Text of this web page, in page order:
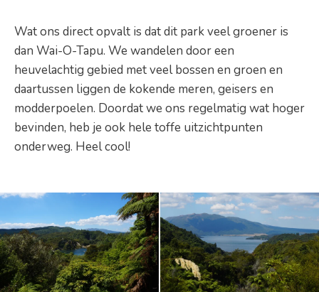
Wat ons direct opvalt is dat dit park veel groener is
dan Wai-O-Tapu. We wandelen door een
heuvelachtig gebied met veel bossen en groen en
daartussen liggen de kokende meren, geisers en
modderpoelen. Doordat we ons regelmatig wat hoger
bevinden, heb je ook hele toffe uitzichtpunten
onderweg. Heel cool!